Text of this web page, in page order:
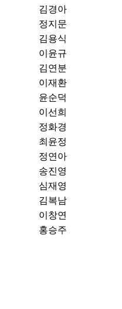
김경아
정지문
김용식
이윤규
김연분
이재환
윤순덕
이선희
정화경
최윤정
정연아
송진영
심재영
김복남
이창연
홍승주